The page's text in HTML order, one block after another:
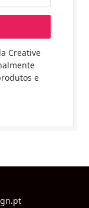
Creative
e